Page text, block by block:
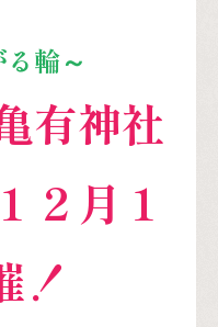
輪～
有神社
２月１
！